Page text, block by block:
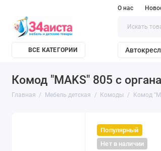
О нас
ВСЕ КАТЕГОРИИ
Комод "MAKS" 805 с
Главная Мебель детская Комоды Комод
Популярный
Нет в наличии